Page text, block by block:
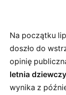
Na początku
doszło do
opinię
letnia
wynika z